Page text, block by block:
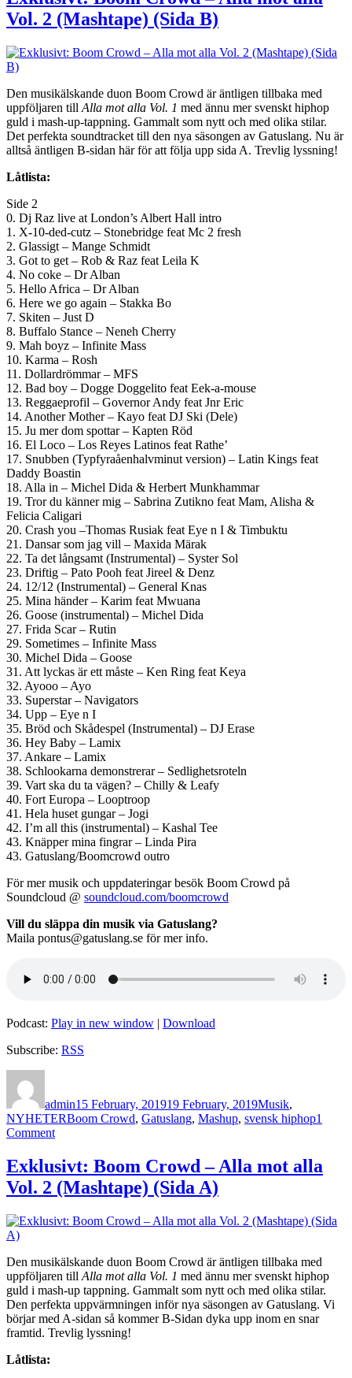
Vol. 2 (Mashtape) (Sida B)
Den musikälskande duon Boom Crowd är äntligen tillbaka med
uppföljaren till Alla mot alla Vol. 1 med ännu mer svenskt hiphop
guld i mash-up-tappning. Gammalt som nytt och med olika stilar.
Det perfekta soundtracket till den nya säsongen av Gatuslang. Nu är
alltså äntligen B-sidan här för att följa upp sida A. Trevlig lyssning!
Låtlista:
Side 2
0. Dj Raz live at London’s Albert Hall intro
1. X-10-ded-cutz – Stonebridge feat Mc 2 fresh
2. Glassigt – Mange Schmidt
3. Got to get – Rob & Raz feat Leila K
4. No coke – Dr Alban
5. Hello Africa – Dr Alban
6. Here we go again – Stakka Bo
7. Skiten – Just D
8. Buffalo Stance – Neneh Cherry
9. Mah boyz – Infinite Mass
10. Karma – Rosh
11. Dollardrömmar – MFS
12. Bad boy – Dogge Doggelito feat Eek-a-mouse
13. Reggaeprofil – Governor Andy feat Jnr Eric
14. Another Mother – Kayo feat DJ Ski (Dele)
15. Ju mer dom spottar – Kapten Röd
16. El Loco – Los Reyes Latinos feat Rathe’
17. Snubben (Typfyraåenhalvminut version) – Latin Kings feat
Daddy Boastin
18. Alla in – Michel Dida & Herbert Munkhammar
19. Tror du känner mig – Sabrina Zutikno feat Mam, Alisha &
Felicia Caligari
20. Crash you –Thomas Rusiak feat Eye n I & Timbuktu
21. Dansar som jag vill – Maxida Märak
22. Ta det långsamt (Instrumental) – Syster Sol
23. Driftig – Pato Pooh feat Jireel & Denz
24. 12/12 (Instrumental) – General Knas
25. Mina händer – Karim feat Mwuana
26. Goose (instrumental) – Michel Dida
27. Frida Scar – Rutin
29. Sometimes – Infinite Mass
30. Michel Dida – Goose
31. Att lyckas är ett måste – Ken Ring feat Keya
32. Ayooo – Ayo
33. Superstar – Navigators
34. Upp – Eye n I
35. Bröd och Skådespel (Instrumental) – DJ Erase
36. Hey Baby – Lamix
37. Ankare – Lamix
38. Schlookarna demonstrerar – Sedlighetsroteln
39. Vart ska du ta vägen? – Chilly & Leafy
40. Fort Europa – Looptroop
41. Hela huset gungar – Jogi
42. I’m all this (instrumental) – Kashal Tee
43. Knäpper mina fingrar – Linda Pira
43. Gatuslang/Boomcrowd outro
För mer musik och uppdateringar besök Boom Crowd på
Soundcloud @ soundcloud.com/boomcrowd
Vill du släppa din musik via Gatuslang?
Maila pontus@gatuslang.se för mer info.
Podcast: Play in new window | Download
Subscribe: RSS
admin15 February, 201919 February, 2019Musik,
NYHETERTags
Boom Crowd, Gatuslang, Mashup, svensk hiphop1
Commenton
Boom
Crowd
–
mot
alla
2
(Mashtape)
(Sida
B)
Exklusivt: Boom Crowd – Alla mot alla
Vol. 2 (Mashtape) (Sida A)
Den musikälskande duon Boom Crowd är äntligen tillbaka med
uppföljaren till Alla mot alla Vol. 1 med ännu mer svenskt hiphop
guld i mash-up tappning. Gammalt som nytt och med olika stilar.
Den perfekta uppvärmningen inför nya säsongen av Gatuslang. Vi
börjar med A-sidan så kommer B-Sidan dyka upp inom en snar
framtid. Trevlig lyssning!
Låtlista: